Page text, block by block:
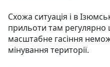
Схожа ситуація і в
прильоти там регулярно
масштабне гасіння
мінування території.